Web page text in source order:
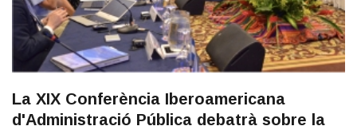
La XIX Conferència Iberoamericana
d'Administració Pública debatrà sobre la